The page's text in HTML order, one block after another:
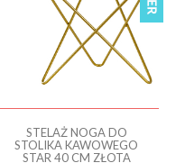
STELAŻ NOGA DO
STOLIKA KAWOWEGO
STAR 40 CM ZŁOTA